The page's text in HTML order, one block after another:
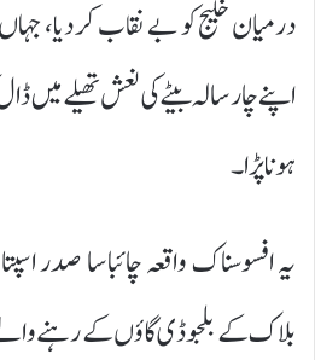
درمیان خلیج کو بے نقاب کر دیا،
اپنے چار سالہ بیٹے کی نعش تھیلے میں
ہونا پڑا۔
یہ افسوسناک واقعہ چائباسا صدر
بلاک کے بلجوڈی گاؤں کے رہنے والے